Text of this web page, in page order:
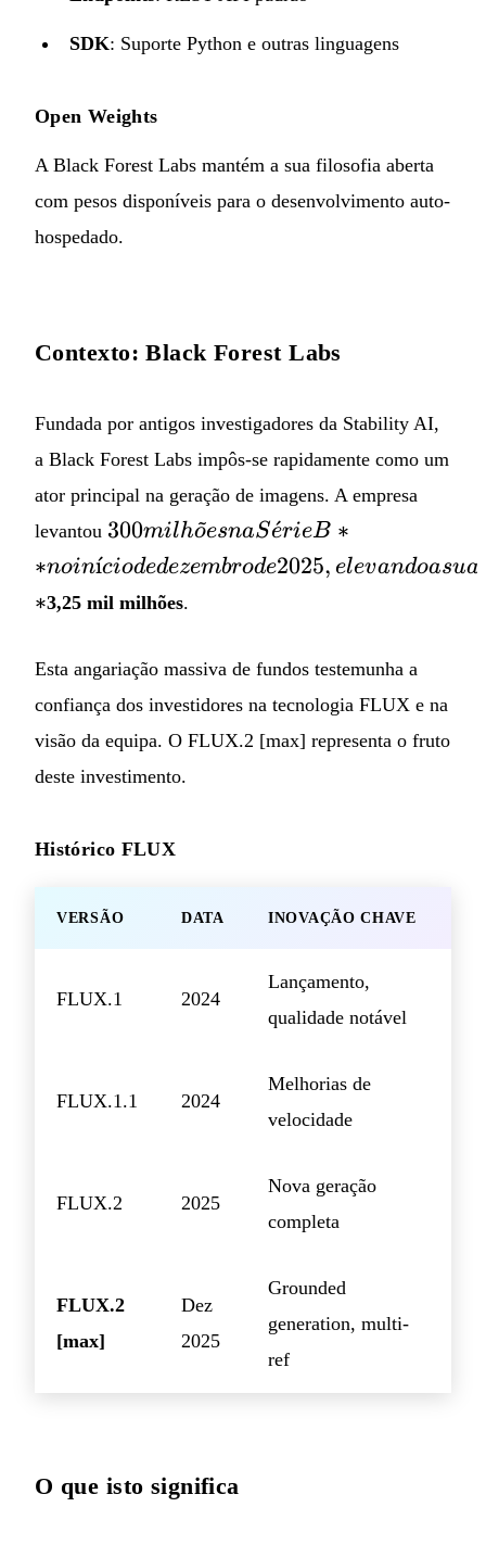
SDK: Suporte Python e outras linguagens
Open Weights
A Black Forest Labs mantém a sua filosofia aberta
com pesos disponíveis para o desenvolvimento auto-
hospedado.
Contexto: Black Forest Labs
Fundada por antigos investigadores da Stability AI,
a Black Forest Labs impôs-se rapidamente como um
ator principal na geração de imagens. A empresa
levantou 300
milhões
B** no
dezembro
de 2025,
a sua
avaliação
300milho
~esnaSe
ˊrieB ∗
∗noinı
ˊciodedezembrode2025, elevandoasu
∗3,25 mil milhões.
Esta angariação massiva de fundos testemunha a
confiança dos investidores na tecnologia FLUX e na
visão da equipa. O FLUX.2 [max] representa o fruto
deste investimento.
Histórico FLUX
VERSÃO DATA INOVAÇÃO CHAVE
FLUX.1 2024
Lançamento,
qualidade notável
FLUX.1.1 2024
Melhorias de
velocidade
FLUX.2 2025
Nova geração
completa
FLUX.2
[max]
Dez
2025
Grounded
generation, multi-
ref
O que isto significa